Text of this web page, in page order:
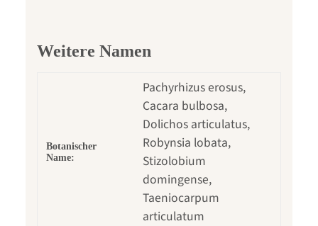
Weitere Namen
Botanischer
Name:
Pachyrhizus erosus,
Cacara bulbosa,
Dolichos articulatus,
Robynsia lobata,
Stizolobium
domingense,
Taeniocarpum
articulatum